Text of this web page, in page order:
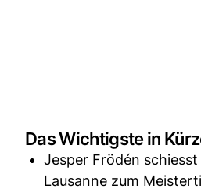
Das Wichtigste in
Jesper Frödén schiesst
Lausanne zum